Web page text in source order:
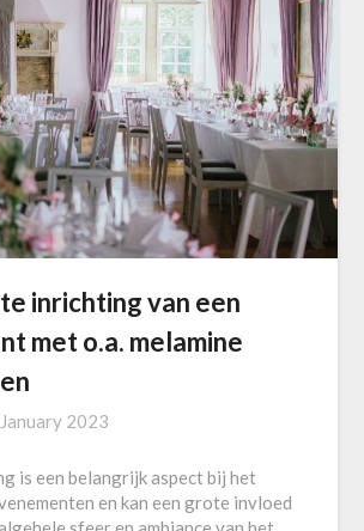
inrichting van een
met o.a. melamine
2023
is een belangrijk aspect bij het
en kan een grote invloed